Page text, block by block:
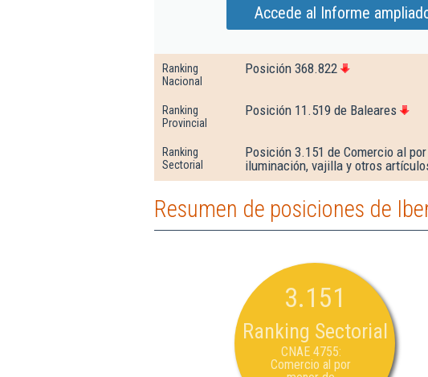
Accede al Informe
Ranking
Nacional
Posición 368.822
Ranking
Provincial
Posición 11.519 de Baleares
Ranking
Sectorial
Posición 3.151 de Comercio al
iluminación, vajilla y otros
Resumen de posiciones de
3.151
Ranking Sectorial
CNAE 4755:
Comercio al por